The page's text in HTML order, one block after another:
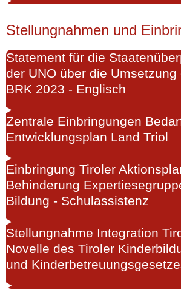
Stellungnahmen und
Statement für die
der UNO über die Umsetzung
BRK 2023 - Englisch
Zentrale Einbringungen
Entwicklungsplan Land Triol
Einbringung Tiroler
Behinderung
Bildung - Schulassistenz
Stellungnahme Integration
Novelle des Tiroler
und